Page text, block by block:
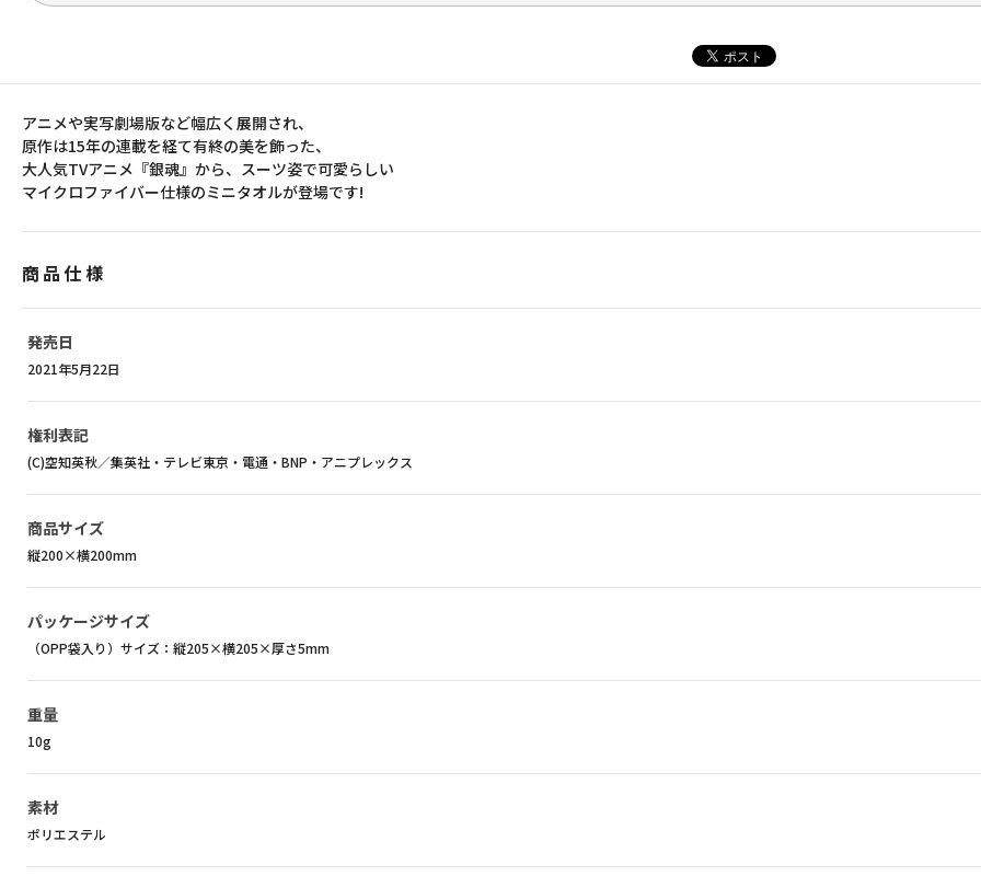
アニメや実写劇場版など幅広く展開され、
原作は15年の連載を経て有終の美を飾った、
大人気TVアニメ『銀魂』から、スーツ姿で可愛らしい
マイクロファイバー仕様のミニタオルが登場です!
商品仕様
発売日
2021年5月22日
権利表記
(C)空知英秋／集英社・テレビ東京・電通・BNP・アニプレックス
商品サイズ
縦200×横200mm
パッケージサイズ
（OPP袋入り）サイズ：縦205×横205×厚さ5mm
重量
10g
素材
ポリエステル